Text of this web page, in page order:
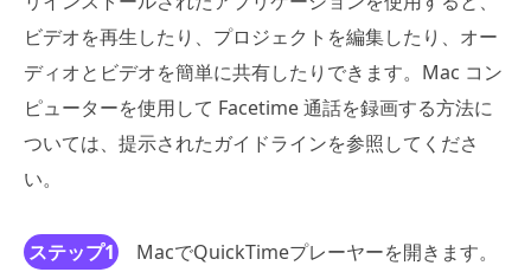
ビデオを再生したり、プロジェクトを編集したり、オー
ディオとビデオを簡単に共有したりできます。Mac コン
ピューターを使用して Facetime 通話を録画する方法に
ついては、提示されたガイドラインを参照してくださ
い。
ステップ1
MacでQuickTimeプレーヤーを開きます。